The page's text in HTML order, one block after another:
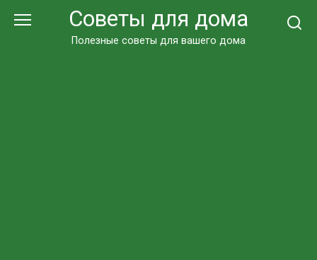
Советы для дома
Полезные советы для вашего дома